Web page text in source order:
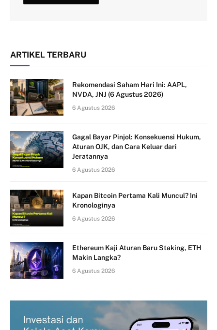
ARTIKEL TERBARU
Rekomendasi Saham Hari Ini: AAPL,
NVDA, JNJ (6 Agustus 2026)
6 Agustus 2026
Gagal Bayar Pinjol: Konsekuensi Hukum,
Aturan OJK, dan Cara Keluar dari
Jeratannya
6 Agustus 2026
Kapan Bitcoin Pertama Kali Muncul? Ini
Kronologinya
6 Agustus 2026
Ethereum Kaji Aturan Baru Staking, ETH
Makin Langka?
6 Agustus 2026